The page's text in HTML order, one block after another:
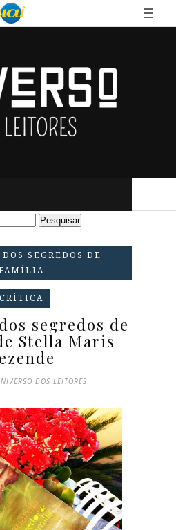
SEGREDOS DE
CRÍTICA
segredos de
Stella Maris
DOS LEITORES